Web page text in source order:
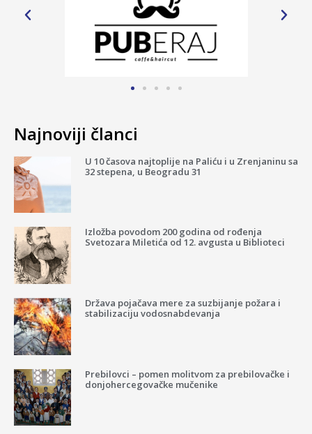
Najnoviji članci
U 10 časova najtoplije na Paliću i u Zrenjaninu sa
32 stepena, u Beogradu 31
Izložba povodom 200 godina od rođenja
Svetozara Miletića od 12. avgusta u Biblioteci
Država pojačava mere za suzbijanje požara i
stabilizaciju vodosnabdevanja
Prebilovci – pomen molitvom za prebilovačke i
donjohercegovačke mučenike